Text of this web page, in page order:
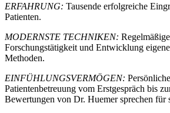
ERFAHRUNG: Tausende erfolgreiche
Patienten.
MODERNSTE TECHNIKEN:
Forschungstätigkeit und Entwicklung
Methoden.
EINFÜHLUNGSVERMÖGEN:
Patientenbetreuung vom Erstgespräch bis
Bewertungen von Dr. Huemer sprechen für